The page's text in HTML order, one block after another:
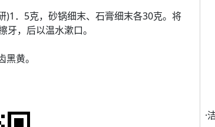
．5克，砂锅细末、石膏细末各30克。将
，后以温水漱口。
黄。
·